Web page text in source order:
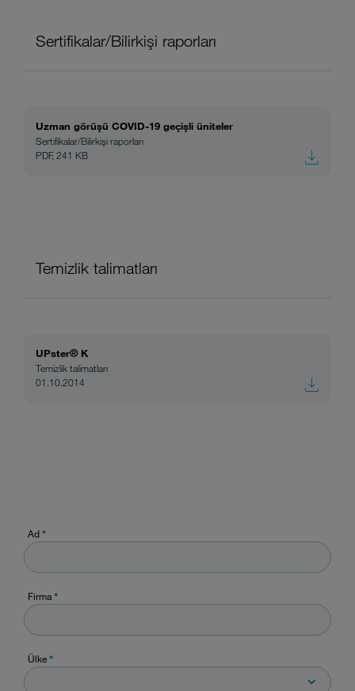
Sertifikalar/Bilirkişi raporları
Uzman görüşü COVID-19 geçişli üniteler
Sertifikalar/Bilirkişi raporları
PDF, 241 KB
Temizlik talimatları
UPster® K
Temizlik talimatları
01.10.2014
Ad*
Firma*
Ülke*